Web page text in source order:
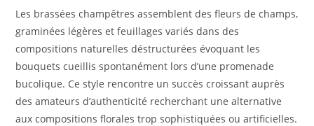
Les brassées champêtres assemblent des fleurs de champs,
graminées légères et feuillages variés dans des
compositions naturelles déstructurées évoquant les
bouquets cueillis spontanément lors d’une promenade
bucolique. Ce style rencontre un succès croissant auprès
des amateurs d’authenticité recherchant une alternative
aux compositions florales trop sophistiquées ou artificielles.